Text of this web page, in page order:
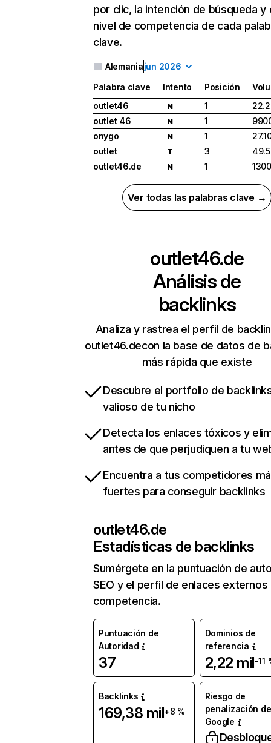
por clic, la intención de búsqueda y
nivel de competencia de cada
clave.
Alemaniajun 2026
Palabra clave Intento Posición
outlet46
N 1
outlet 46
N 1
onygo
N 1
outlet
T 3
outlet46.de
N 1 1300
Ver todas las palabras clave →
outlet46.de
Análisis de
backlinks
Analiza y rastrea el perfil de
outlet46.decon la base de datos de
más rápida que existe
Descubre el portfolio de
valioso de tu nicho
Detecta los enlaces tóxicos y
antes de que perjudiquen a tu
Encuentra a tus competidores
fuertes para conseguir backlinks
outlet46.de
Estadísticas de backlinks
Sumérgete en la puntuación de
SEO y el perfil de enlaces externos
competencia.
Puntuación de
Autoridad
37
Dominios de
referencia
2,22 mil-11
Backlinks
169,38 mil+8 %
Riesgo de
penalización de
Google